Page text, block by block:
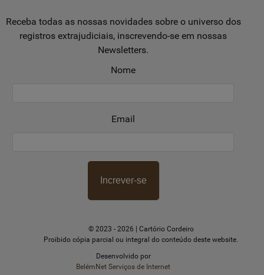
Receba todas as nossas novidades sobre o universo dos
registros extrajudiciais, inscrevendo-se em nossas
Newsletters.
Nome
Email
Increver-se
© 2023 - 2026 | Cartório Cordeiro
Proibido cópia parcial ou integral do conteúdo deste website.
Desenvolvido por
BelémNet Serviços de Internet